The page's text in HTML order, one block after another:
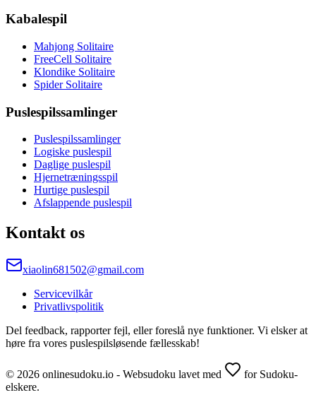
Kabalespil
Mahjong Solitaire
FreeCell Solitaire
Klondike Solitaire
Spider Solitaire
Puslespilssamlinger
Puslespilssamlinger
Logiske puslespil
Daglige puslespil
Hjernetræningsspil
Hurtige puslespil
Afslappende puslespil
Kontakt os
xiaolin681502@gmail.com
Servicevilkår
Privatlivspolitik
Del feedback, rapporter fejl, eller foreslå nye funktioner. Vi elsker at
høre fra vores puslespilsløsende fællesskab!
© 2026 onlinesudoku.io - Websudoku lavet med
for Sudoku-
elskere.